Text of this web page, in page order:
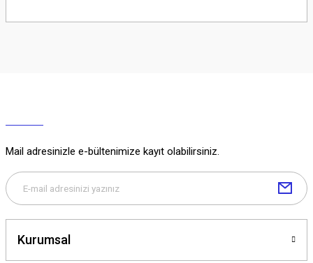
Soru Sor
Mail adresinizle e-bültenimize kayıt olabilirsiniz.
Kurumsal